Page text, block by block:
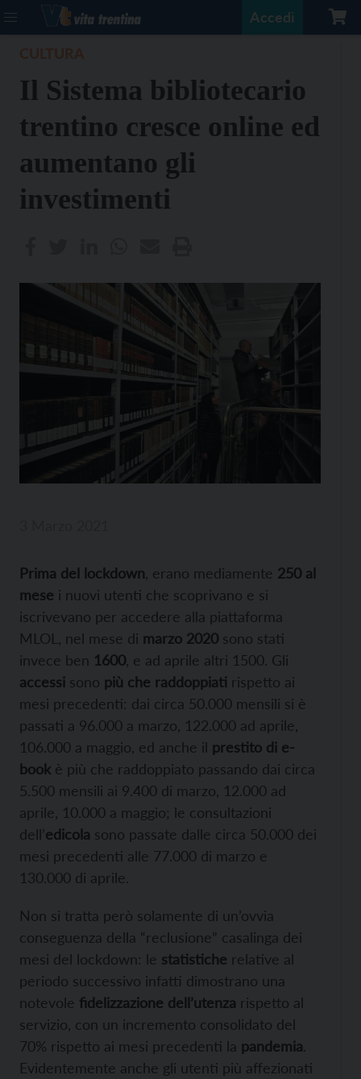
Accedi
Il Sistema bibliotecario
trentino cresce online ed
aumentano gli
investimenti
Prima del lockdown , erano mediamente 250 al
mese i nuovi utenti che scoprivano e si
iscrivevano per accedere alla piattaforma
MLOL, nel mese di marzo 2020 sono stati
invece ben 1600 , e ad aprile altri 1500. Gli
accessi sono più che raddoppiati rispetto ai
mesi precedenti: dai circa 50.000 mensili si è
passati a 96.000 a marzo, 122.000 ad aprile,
106.000 a maggio, ed anche il prestito di e-
book è più che raddoppiato passando dai circa
5.500 mensili ai 9.400 di marzo, 12.000 ad
aprile, 10.000 a maggio; le consultazioni
dell’edicola sono passate dalle circa 50.000 dei
mesi precedenti alle 77.000 di marzo e
130.000 di aprile.
Non si tratta però solamente di un’ovvia
conseguenza della “reclusione” casalinga dei
mesi del lockdown: le statistiche relative al
periodo successivo infatti dimostrano una
notevole fidelizzazione dell’utenza rispetto al
servizio, con un incremento consolidato del
70% rispetto ai mesi precedenti la pandemia.
Evidentemente anche gli utenti più affezionati